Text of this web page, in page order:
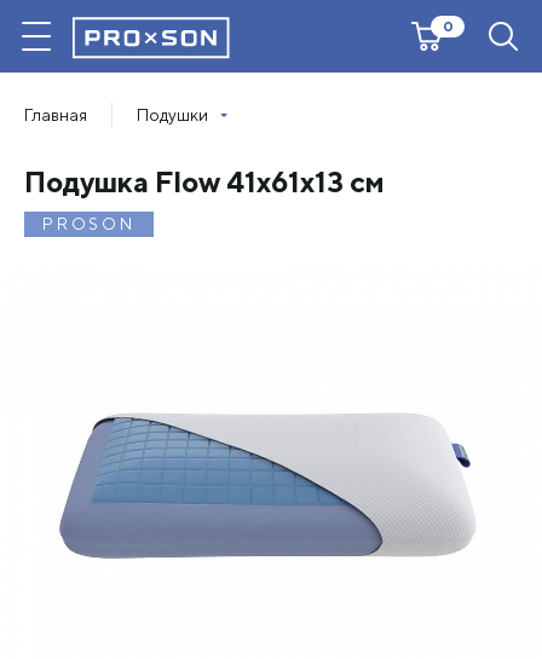
0
Главная Подушки
PROSON
Подушка Flow 41х61х13 см